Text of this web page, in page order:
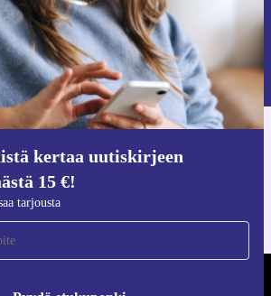
kertaa uutiskirjeen
15 €!
tarjousta
Pyydä etukuponki
käytöstä löydättietosuojaselosteestamme.
iOS:lle ja Androidille